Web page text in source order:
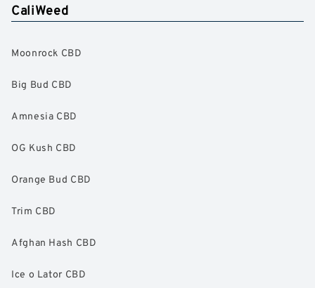
CaliWeed
Moonrock CBD
Big Bud CBD
Amnesia CBD
OG Kush CBD
Orange Bud CBD
Trim CBD
Afghan Hash CBD
Ice o Lator CBD